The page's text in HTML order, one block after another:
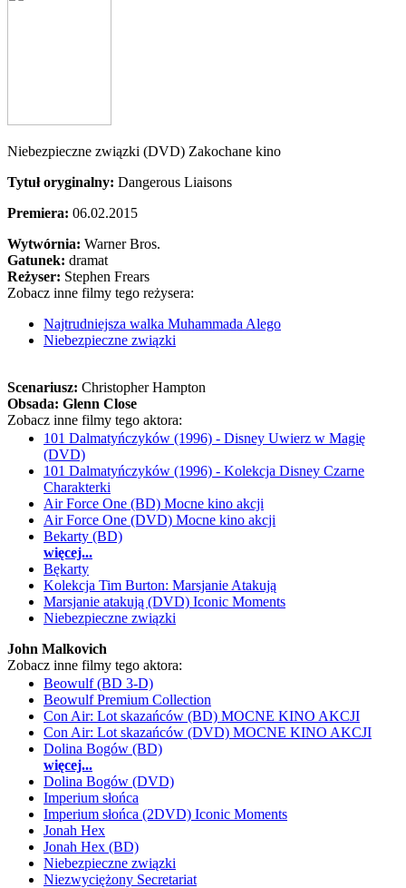
Niebezpieczne związki (DVD) Zakochane kino
Tytuł oryginalny: Dangerous Liaisons
Premiera: 06.02.2015
Wytwórnia: Warner Bros.
Gatunek: dramat
Reżyser: Stephen Frears
Zobacz inne filmy tego reżysera:
Najtrudniejsza walka Muhammada Alego
Niebezpieczne związki
Scenariusz: Christopher Hampton
Obsada: Glenn Close
Zobacz inne filmy tego aktora:
101 Dalmatyńczyków (1996) - Disney Uwierz w Magię
(DVD)
101 Dalmatyńczyków (1996) - Kolekcja Disney Czarne
Charakterki
Air Force One (BD) Mocne kino akcji
Air Force One (DVD) Mocne kino akcji
Bekarty (BD)
więcej...
Bękarty
Kolekcja Tim Burton: Marsjanie Atakują
Marsjanie atakują (DVD) Iconic Moments
Niebezpieczne związki
John Malkovich
Zobacz inne filmy tego aktora:
Beowulf (BD 3-D)
Beowulf Premium Collection
Con Air: Lot skazańców (BD) MOCNE KINO AKCJI
Con Air: Lot skazańców (DVD) MOCNE KINO AKCJI
Dolina Bogów (BD)
więcej...
Dolina Bogów (DVD)
Imperium słońca
Imperium słońca (2DVD) Iconic Moments
Jonah Hex
Jonah Hex (BD)
Niebezpieczne związki
Niezwyciężony Secretariat